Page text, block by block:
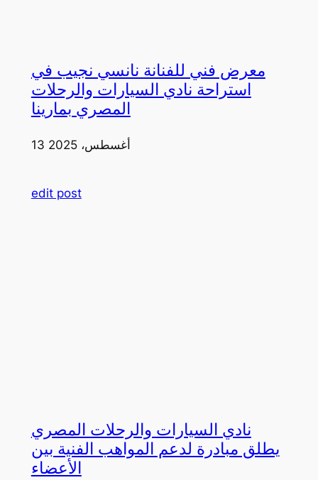
معرض فني للفنانة نانسي نجيب في
استراحة نادي السيارات والرحلات
المصري بمارينا
13 أغسطس، 2025
edit post
نادي السيارات والرحلات المصري
يطلق مبادرة لدعم المواهب الفنية بين
الأعضاء